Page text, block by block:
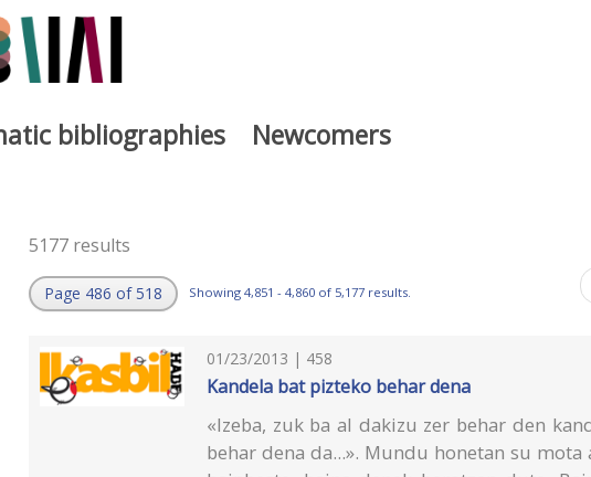
bibliographies Newcomers
5177 results
Page 486 of 518 Showing 4,851 - 4,860 of 5,177 results.
01/23/2013 | 458
Kandela bat pizteko behar dena
«Izeba, zuk ba al dakizu zer behar den
behar dena da...». Mundu honetan su